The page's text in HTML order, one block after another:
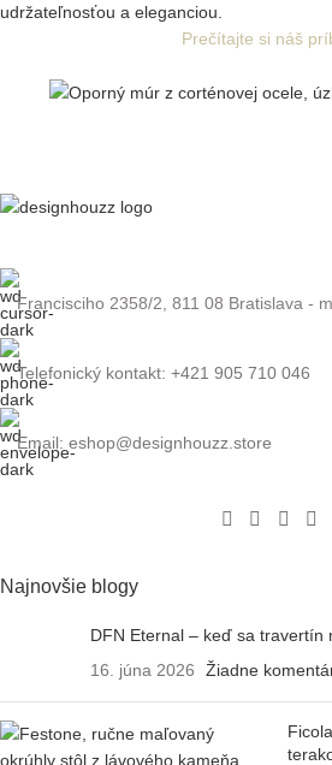
udržateľnosťou a eleganciou.
Prečítajte si náš
Francisciho 2358/2, 811 08 Bratislava -
Telefonický kontakt: +421 905 710 046
Email: eshop@designhouzz.store
Najnovšie blogy
DFN Eternal – keď sa travertín
16. júna 2026
Žiadne